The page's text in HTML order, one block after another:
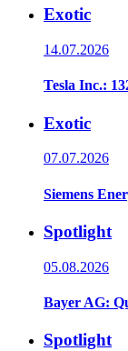
Exotic
14.07.2026
Tesla Inc.:
Exotic
07.07.2026
Siemens
Spotlight
05.08.2026
Bayer AG:
Spotlight